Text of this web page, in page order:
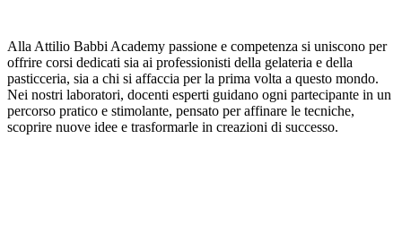
Alla Attilio Babbi Academy passione e competenza si uniscono per
offrire corsi dedicati sia ai professionisti della gelateria e della
pasticceria, sia a chi si affaccia per la prima volta a questo mondo.
Nei nostri laboratori, docenti esperti guidano ogni partecipante in un
percorso pratico e stimolante, pensato per affinare le tecniche,
scoprire nuove idee e trasformarle in creazioni di successo.